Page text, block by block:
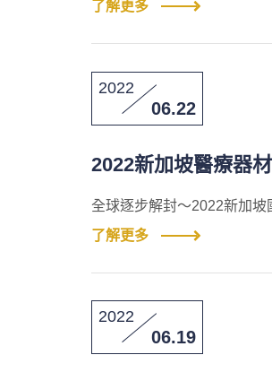
了解更多
2022
06.22
2022新加坡醫療器
全球逐步解封～2022新加坡
了解更多
2022
06.19